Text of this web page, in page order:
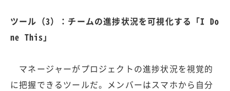
ツール（3）：チームの進捗状況を可視化する「I Do
ne This」
マネージャーがプロジェクトの進捗状況を視覚的
に把握できるツールだ。メンバーはスマホから自分